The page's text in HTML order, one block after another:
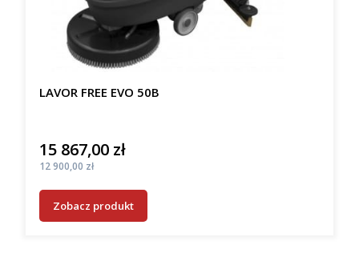
LAVOR FREE EVO 50B
Cena
15 867,00 zł
Cena
12 900,00 zł
Zobacz produkt